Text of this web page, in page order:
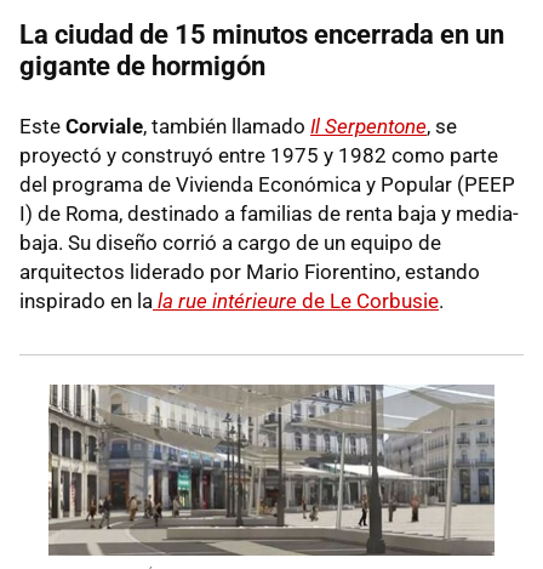
La ciudad de 15 minutos encerrada en un
gigante de hormigón
Este Corviale, también llamado Il Serpentone, se
proyectó y construyó entre 1975 y 1982 como parte
del programa de Vivienda Económica y Popular (PEEP
I) de Roma, destinado a familias de renta baja y media-
baja. Su diseño corrió a cargo de un equipo de
arquitectos liderado por Mario Fiorentino, estando
inspirado en la la rue intérieure de Le Corbusie.